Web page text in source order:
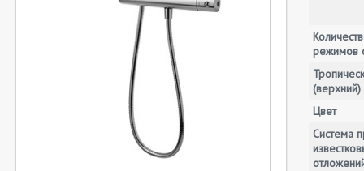
режимов
Цвет
Система